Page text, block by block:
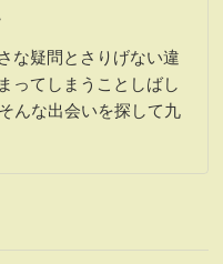
な疑問とさりげない違
ってしまうことしばし
んな出会いを探して九